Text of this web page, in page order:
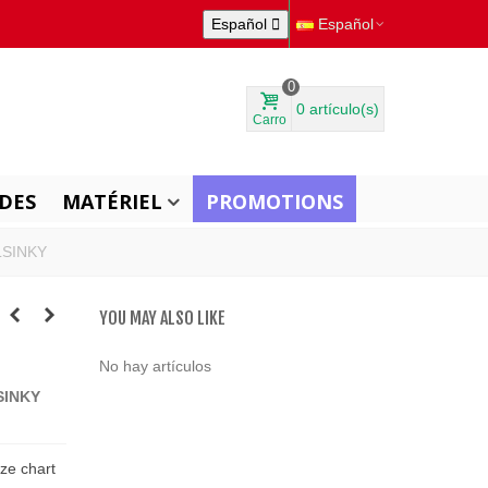
Español  Español
Carro
0
0 artículo(s)
MATÉRIEL PROMOTIONS
chart
YOU MAY ALSO LIKE
No hay artículos